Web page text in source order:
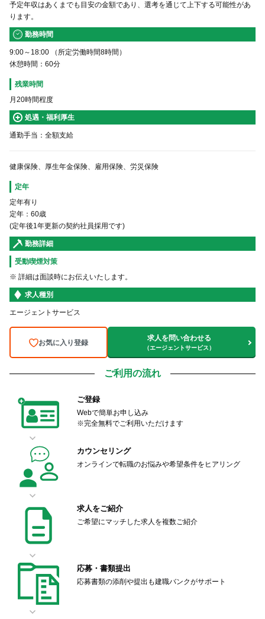
予定年収はあくまでも目安の金額であり、選考を通じて上下する可能性があ
ります。
勤務時間
9:00～18:00 （所定労働時間8時間）
休憩時間：60分
残業時間
月20時間程度
処遇・福利厚生
通勤手当：全額支給
健康保険、厚生年金保険、雇用保険、労災保険
定年
定年有り
定年：60歳
(定年後1年更新の契約社員採用です)
勤務詳細
受動喫煙対策
※ 詳細は面談時にお伝えいたします。
求人種別
エージェントサービス
お気に入り登録
求人を問い合わせる
（エージェントサービス）
ご利用の流れ
ご登録
Webで簡単お申し込み
※完全無料でご利用いただけます
カウンセリング
オンラインで転職のお悩みや希望条件をヒアリング
求人をご紹介
ご希望にマッチした求人を複数ご紹介
応募・書類提出
応募書類の添削や提出も建職バンクがサポート